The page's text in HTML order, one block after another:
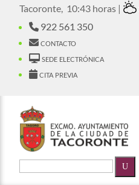
Tacoronte, 10:43 horas |
922 561 350
contacto
sede electrónica
cita previa
U